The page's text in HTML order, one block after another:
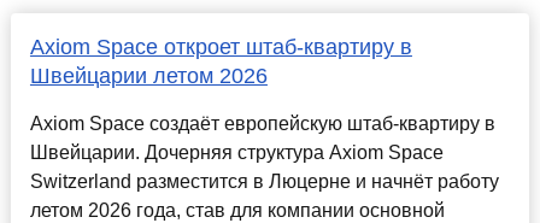
Axiom Space откроет штаб-квартиру в
Швейцарии летом 2026
Axiom Space создаёт европейскую штаб-квартиру в
Швейцарии. Дочерняя структура Axiom Space
Switzerland разместится в Люцерне и начнёт работу
летом 2026 года, став для компании основной